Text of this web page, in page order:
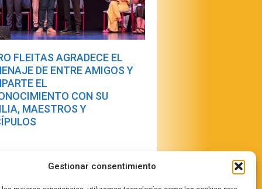
Gestionar consentimiento
FLEITAS AGRADECE EL
DE ENTRE AMIGOS Y
EL
CON SU
MAESTROS Y